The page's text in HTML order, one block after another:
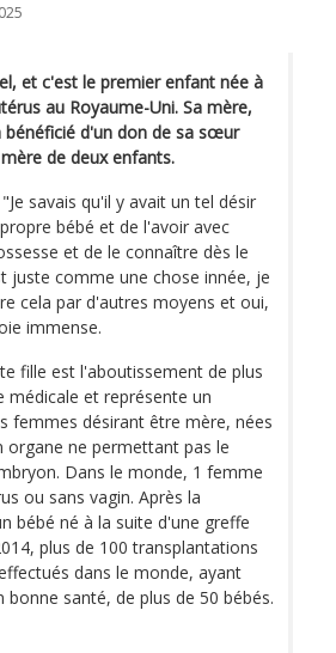
et c'est le premier enfant née à
au Royaume-Uni. Sa mère,
bénéficié d'un don de sa sœur
de deux enfants.
savais qu'il y avait un tel désir
bébé et de l'avoir avec
et de le connaître dès le
juste comme une chose innée, je
cela par d'autres moyens et oui,
immense.
fille est l'aboutissement de plus
médicale et représente un
femmes désirant être mère, nées
organe ne permettant pas le
Dans le monde, 1 femme
ou sans vagin. Après la
bébé né à la suite d'une greffe
plus de 100 transplantations
dans le monde, ayant
bonne santé, de plus de 50 bébés.